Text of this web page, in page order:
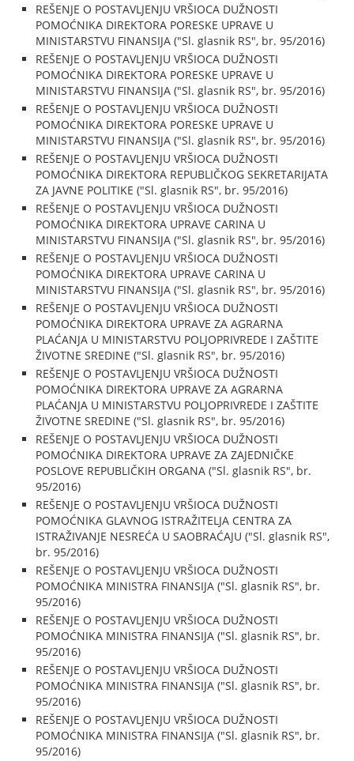
REŠENJE O POSTAVLJENJU VRŠIOCA DUŽNOSTI
POMOĆNIKA DIREKTORA PORESKE UPRAVE U
MINISTARSTVU FINANSIJA ("Sl. glasnik RS", br. 95/2016)
REŠENJE O POSTAVLJENJU VRŠIOCA DUŽNOSTI
POMOĆNIKA DIREKTORA PORESKE UPRAVE U
MINISTARSTVU FINANSIJA ("Sl. glasnik RS", br. 95/2016)
REŠENJE O POSTAVLJENJU VRŠIOCA DUŽNOSTI
POMOĆNIKA DIREKTORA PORESKE UPRAVE U
MINISTARSTVU FINANSIJA ("Sl. glasnik RS", br. 95/2016)
REŠENJE O POSTAVLJENJU VRŠIOCA DUŽNOSTI
POMOĆNIKA DIREKTORA REPUBLIČKOG SEKRETARIJATA
ZA JAVNE POLITIKE ("Sl. glasnik RS", br. 95/2016)
REŠENJE O POSTAVLJENJU VRŠIOCA DUŽNOSTI
POMOĆNIKA DIREKTORA UPRAVE CARINA U
MINISTARSTVU FINANSIJA ("Sl. glasnik RS", br. 95/2016)
REŠENJE O POSTAVLJENJU VRŠIOCA DUŽNOSTI
POMOĆNIKA DIREKTORA UPRAVE CARINA U
MINISTARSTVU FINANSIJA ("Sl. glasnik RS", br. 95/2016)
REŠENJE O POSTAVLJENJU VRŠIOCA DUŽNOSTI
POMOĆNIKA DIREKTORA UPRAVE ZA AGRARNA
PLAĆANJA U MINISTARSTVU POLJOPRIVREDE I ZAŠTITE
ŽIVOTNE SREDINE ("Sl. glasnik RS", br. 95/2016)
REŠENJE O POSTAVLJENJU VRŠIOCA DUŽNOSTI
POMOĆNIKA DIREKTORA UPRAVE ZA AGRARNA
PLAĆANJA U MINISTARSTVU POLJOPRIVREDE I ZAŠTITE
ŽIVOTNE SREDINE ("Sl. glasnik RS", br. 95/2016)
REŠENJE O POSTAVLJENJU VRŠIOCA DUŽNOSTI
POMOĆNIKA DIREKTORA UPRAVE ZA ZAJEDNIČKE
POSLOVE REPUBLIČKIH ORGANA ("Sl. glasnik RS", br.
95/2016)
REŠENJE O POSTAVLJENJU VRŠIOCA DUŽNOSTI
POMOĆNIKA GLAVNOG ISTRAŽITELJA CENTRA ZA
ISTRAŽIVANJE NESREĆA U SAOBRAĆAJU ("Sl. glasnik RS",
br. 95/2016)
REŠENJE O POSTAVLJENJU VRŠIOCA DUŽNOSTI
POMOĆNIKA MINISTRA FINANSIJA ("Sl. glasnik RS", br.
95/2016)
REŠENJE O POSTAVLJENJU VRŠIOCA DUŽNOSTI
POMOĆNIKA MINISTRA FINANSIJA ("Sl. glasnik RS", br.
95/2016)
REŠENJE O POSTAVLJENJU VRŠIOCA DUŽNOSTI
POMOĆNIKA MINISTRA FINANSIJA ("Sl. glasnik RS", br.
95/2016)
REŠENJE O POSTAVLJENJU VRŠIOCA DUŽNOSTI
POMOĆNIKA MINISTRA FINANSIJA ("Sl. glasnik RS", br.
95/2016)